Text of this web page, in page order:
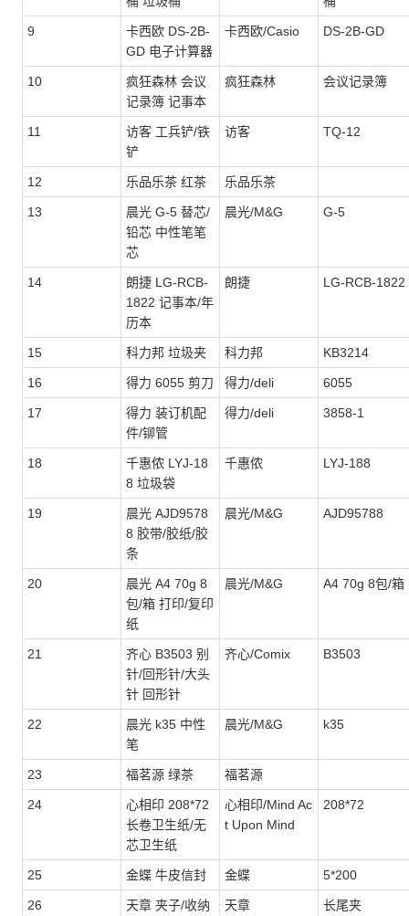
9
卡西欧 DS-2B-
GD 电子计算器
卡西欧/Casio DS-2B-GD
10
疯狂森林 会议
记录簿 记事本
疯狂森林 会议记录簿
11
访客 工兵铲/铁
铲
访客 TQ-12
12 乐品乐茶 红茶 乐品乐茶
13
晨光 G-5 替芯/
铅芯 中性笔笔
芯
晨光/M&G G-5
14
朗捷 LG-RCB-
1822 记事本/年
历本
朗捷 LG-RCB-1822
15 科力邦 垃圾夹 科力邦 KB3214
16 得力 6055 剪刀 得力/deli 6055
17
得力 装订机配
件/铆管
得力/deli 3858-1
18
千惠侬 LYJ-18
8 垃圾袋
千惠侬 LYJ-188
19
晨光 AJD9578
8 胶带/胶纸/胶
条
晨光/M&G AJD95788
20
晨光 A4 70g 8
包/箱 打印/复印
纸
晨光/M&G A4 70g 8包/箱
21
齐心 B3503 别
针/回形针/大头
针 回形针
齐心/Comix B3503
22
晨光 k35 中性
笔
晨光/M&G k35
23 福茗源 绿茶 福茗源
24
心相印 208*72
长卷卫生纸/无
芯卫生纸
心相印/Mind Ac
t Upon Mind
208*72
25 金蝶 牛皮信封 金蝶 5*200
26 天章 夹子/收纳 天章 长尾夹